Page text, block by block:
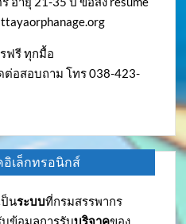
ฟรี ทุกมื้อ
อสอบถาม โทร 038-423-
อิเล็กทรอนิกส์
ป็นระบบที่กรมสรรพากร
ข้อมูลการรับบริจาคของ